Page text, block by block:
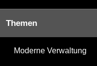
Themen
Moderne Verwaltung